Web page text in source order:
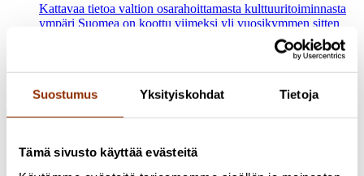
Suostumus Yksityiskohdat Tietoja
Tämä sivusto käyttää evästeitä
Kattavaa tietoa valtion osarahoittamasta kulttuuritoiminnasta
ympäri Suomea on koottu viimeksi yli vuosikymmen sitten
Kulttuuria kartalla -julkaisuun (OKM 2012). Kulttuuria
kartalla II -tutkimushankkeessa päivitettiin ja laajennettiin
Tutkijat